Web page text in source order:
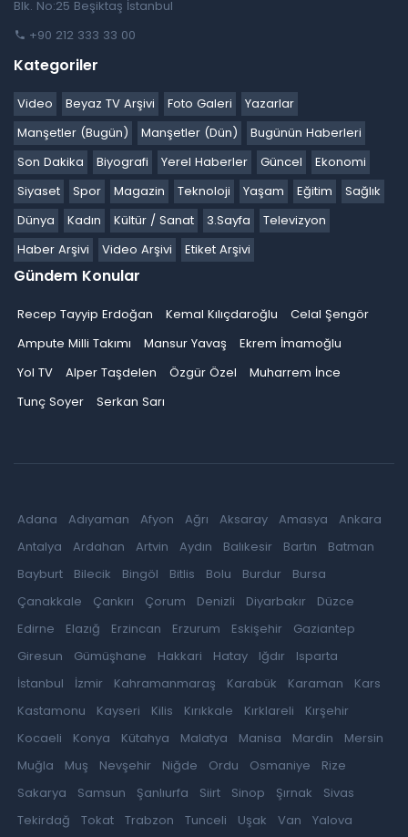
Blk. No:25 Beşiktaş İstanbul
+90 212 333 33 00
Kategoriler
Video Beyaz TV Arşivi Foto Galeri
Yazarlar
Manşetler (Bugün)
Manşetler (Dün)
Bugünün Haberleri
Son Dakika
Biyografi Yerel Haberler Güncel
Ekonomi
Siyaset
Spor Magazin Teknoloji Yaşam Eğitim
Sağlık
Dünya
Kadın Kültür / Sanat 3.Sayfa
Televizyon
Haber Arşivi
Video Arşivi Etiket Arşivi
Gündem Konular
Recep Tayyip Erdoğan Kemal Kılıçdaroğlu
Celal Şengör
Ampute Milli Takımı
Mansur Yavaş
Ekrem İmamoğlu
Yol TV
Alper Taşdelen Özgür Özel
Muharrem İnce
Tunç Soyer
Serkan Sarı
Adana Adıyaman Afyon Ağrı Aksaray Amasya
Ankara
Antalya
Ardahan Artvin Aydın Balıkesir Bartın
Batman
Bayburt
Bilecik Bingöl Bitlis Bolu Burdur
Bursa
Çanakkale
Çankırı Çorum Denizli Diyarbakır
Düzce
Edirne
Elazığ Erzincan Erzurum Eskişehir
Gaziantep
Giresun
Gümüşhane Hakkari Hatay Iğdır
Isparta
İstanbul
İzmir Kahramanmaraş Karabük Karaman
Kars
Kastamonu
Kayseri Kilis Kırıkkale Kırklareli
Kırşehir
Kocaeli
Konya Kütahya Malatya Manisa Mardin
Mersin
Muğla
Muş Nevşehir Niğde Ordu Osmaniye
Rize
Sakarya
Samsun Şanlıurfa Siirt Sinop Şırnak
Sivas
Tekirdağ
Tokat Trabzon Tunceli Uşak Van
Yalova